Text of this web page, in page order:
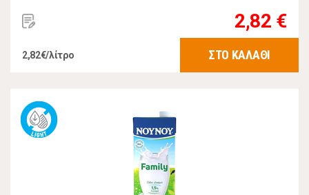
2,82 €
2,82€/λίτρο ΣΤΟ ΚΑΛΑΘΙ